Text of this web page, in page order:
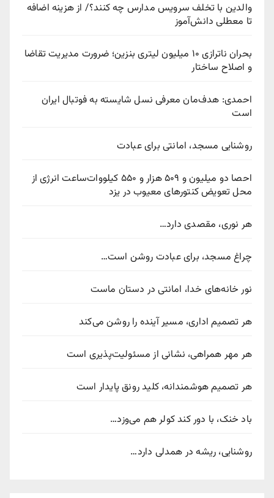
والدین با تخلف سرویس مدارس چه کنند؟/ از هزینه اضافه
تا معطلی دانش‌آموز
بحران ناترازی ۱۰ میلیون لیتری بنزین؛ ضرورت مدیریت تقاضا
و اصلاح ساختار
احمدی: هدف‌مان معرفی نسل شایسته به فوتبال ایران
است
روشنایی مسجد، امانتی برای عبادت
احصا دو میلیون و ۵۰۹ هزار و ۵۵۰ کیلووات‌ساعت انرژی از
محل تعویض کنتورهای معیوب در یزد
هر نوری، مقصدی دارد…
چراغ مسجد، برای عبادت روشن است…
نور خانه‌های خدا، امانتی در دستان ماست
هر تصمیم اداری، مسیر آینده را روشن می‌کند
هر مهر همراهی، نشانی از مسئولیت‌پذیری است
هر تصمیم هوشمندانه، کلید رونق پایدار است
باد خنک، با دور کند کولر هم می‌وزد…
روشنایی، ریشه در همدلی دارد…